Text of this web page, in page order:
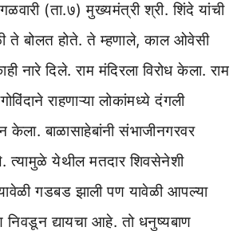
(ता.७) मुख्यमंत्री श्री. शिंदे यांची
ते बोलत होते. ते म्हणाले, काल ओवेसी
नारे दिले. राम मंदिरला विरोध केला. राम
राहणाऱ्या लोकांमध्ये दंगली
केला. बाळासाहेबांनी संभाजीनगरवर
त्यामुळे येथील मतदार शिवसेनेशी
गडबड झाली पण यावेळी आपल्या
निवडून द्यायचा आहे. तो धनुष्यबाण